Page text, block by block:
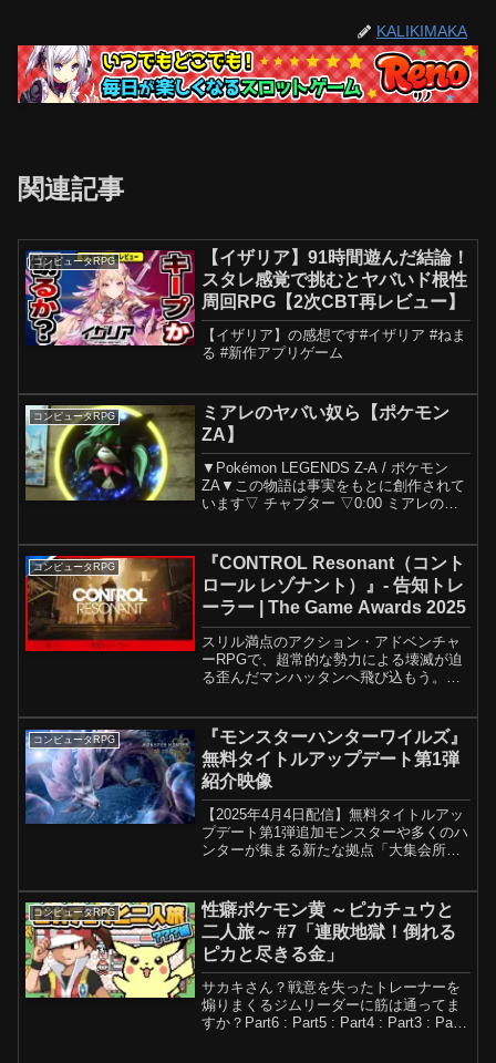
KALIKIMAKA
関連記事
コンピュータRPG
【イザリア】91時間遊んだ結論！
スタレ感覚で挑むとヤバいド根性
周回RPG【2次CBT再レビュー】
【イザリア】の感想です#イザリア #ねま
る #新作アプリゲーム
コンピュータRPG
ミアレのヤバい奴ら【ポケモン
ZA】
▼Pokémon LEGENDS Z-A / ポケモン
ZA▼この物語は事実をもとに創作されて
います▽ チャプター ▽0:00 ミアレのヤ
OtoLogic⇩...
コンピュータRPG
『CONTROL Resonant（コント
ロール レゾナント）』- 告知トレ
ーラー | The Game Awards 2025
スリル満点のアクション・アドベンチャ
ーRPGで、超常的な勢力による壊滅が迫
る歪んだマンハッタンへ飛び込もう。人
のものをねじ曲げる宇宙的脅威に立ち向
かえ。2026ウィッシ...
コンピュータRPG
『モンスターハンターワイルズ』
無料タイトルアップデート第1弾
紹介映像
【2025年4月4日配信】無料タイトルアッ
プデート第1弾追加モンスターや多くのハ
ンターが集まる新たな拠点「大集会所」
ベント「交わりの祭事【花舞の儀】」を
開催決定！ア...
コンピュータRPG
性癖ポケモン黄 ～ピカチュウと
二人旅～ #7「連敗地獄！倒れる
ピカと尽きる金」
サカキさん？戦意を失ったトレーナーを
煽りまくるジムリーダーに筋は通ってま
すか？Part6 : Part5 : Part4 : Part3 : Part2